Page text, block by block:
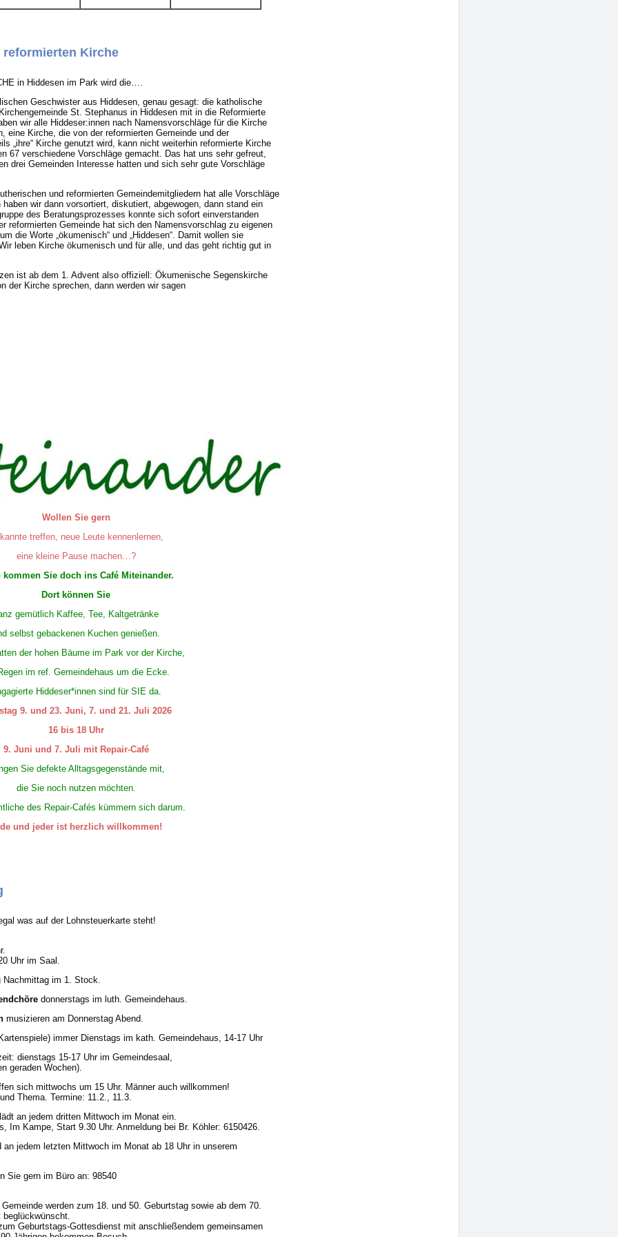
reformierten Kirche
in Hiddesen im Park wird die….
Geschwister aus Hiddesen, genau gesagt: die katholische
St. Stephanus in Hiddesen mit in die Reformierte
wir alle Hiddeser:innen nach Namensvorschläge für die Kirche
eine Kirche, die von der reformierten Gemeinde und der
„ihre“ Kirche genutzt wird, kann nicht weiterhin reformierte Kirche
67 verschiedene Vorschläge gemacht. Das hat uns sehr gefreut,
drei Gemeinden Interesse hatten und sich sehr gute Vorschläge
und reformierten Gemeindemitgliedern hat alle Vorschläge
wir dann vorsortiert, diskutiert, abgewogen, dann stand ein
des Beratungsprozesses konnte sich sofort einverstanden
reformierten Gemeinde hat sich den Namensvorschlag zu eigenen
die Worte „ökumenisch“ und „Hiddesen“. Damit wollen sie
leben Kirche ökumenisch und für alle, und das geht richtig gut in
ist ab dem 1. Advent also offiziell: Ökumenische Segenskirche
der Kirche sprechen, dann werden wir sagen
Wollen Sie gern
treffen, neue Leute kennenlernen,
eine kleine Pause machen…?
kommen Sie doch ins Café Miteinander.
Dort können Sie
gemütlich Kaffee, Tee, Kaltgetränke
selbst gebackenen Kuchen genießen.
der hohen Bäume im Park vor der Kirche,
im ref. Gemeindehaus um die Ecke.
Hiddeser*innen sind für SIE da.
9. und 23. Juni, 7. und 21. Juli 2026
16 bis 18 Uhr
9. Juni und 7. Juli mit Repair-Café
Sie defekte Alltagsgegenstände mit,
die Sie noch nutzen möchten.
des Repair-Cafés kümmern sich darum.
und jeder ist herzlich willkommen!
was auf der Lohnsteuerkarte steht!
Uhr im Saal.
Nachmittag im 1. Stock.
donnerstags im luth. Gemeindehaus.
musizieren am Donnerstag Abend.
immer Dienstags im kath. Gemeindehaus, 14-17 Uhr
dienstags 15-17 Uhr im Gemeindesaal,
geraden Wochen).
sich mittwochs um 15 Uhr. Männer auch willkommen!
Thema. Termine: 11.2., 11.3.
an jedem dritten Mittwoch im Monat ein.
Im Kampe, Start 9.30 Uhr. Anmeldung bei Br. Köhler: 6150426.
jedem letzten Mittwoch im Monat ab 18 Uhr in unserem
Sie gern im Büro an: 98540
werden zum 18. und 50. Geburtstag sowie ab dem 70.
Geburtstags-Gottesdienst mit anschließendem gemeinsamen